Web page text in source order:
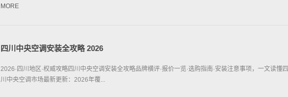
MORE
四川中央空调安装全攻略 2026
2026·四川地区·权威攻略四川中央空调安装全攻略品牌横评·报价一览·选购指南·安装注意事项，一文读懂四
川中央空调市场最新更新：2026年覆...